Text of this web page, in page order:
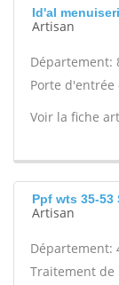
Id'al
Artisan
Département:
Porte d'entrée
Voir la fiche
Ppf wts 35-
Artisan
Département:
Traitement